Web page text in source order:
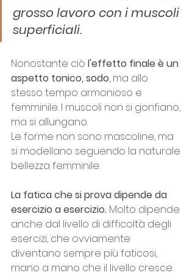
grosso lavoro con i muscoli
superficiali.
Nonostante ciò l'effetto finale è un
aspetto tonico, sodo, ma allo
stesso tempo armonioso e
femminile. I muscoli non si gonfiano,
ma si allungano.
Le forme non sono mascoline, ma
si modellano seguendo la naturale
bellezza femminile.
La fatica che si prova dipende da
esercizio a esercizio. Molto dipende
anche dal livello di difficoltà degli
esercizi, che ovviamente
diventano sempre più faticosi,
mano a mano che il livello cresce.